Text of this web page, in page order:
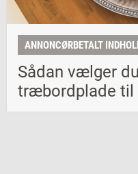
ANNONCØRBETALT
Sådan vælger
træbordplade til